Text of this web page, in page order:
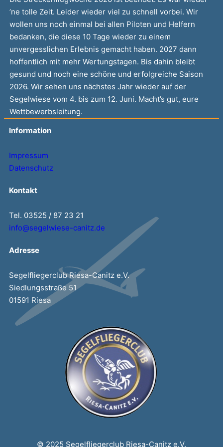
’ne tolle Zeit. Leider wieder viel zu schnell vorbei. Wir
wollen uns noch einmal bei allen Piloten und Helfern
bedanken, die diese 10 Tage wieder zu einem
unvergesslichen Erlebnis gemacht haben. 2027 dann
hoffentlich mit mehr Wertungstagen. Bis dahin bleibt
gesund und noch eine schöne und erfolgreiche Saison
2026. Wir sehen uns nächstes Jahr wieder auf der
Segelwiese vom 4. bis zum 12. Juni. Macht’s gut, eure
Wettbewerbsleitung.
Information
Impressum
Datenschutz
Kontakt
Tel. 03525 / 87 23 21
info@segelwiese-canitz.de
Adresse
Segelfliegerclub Riesa-Canitz e.V.
Siedlungsstraße 51
01591 Riesa
© 2025 Segelfliegerclub Riesa-Canitz e.V.